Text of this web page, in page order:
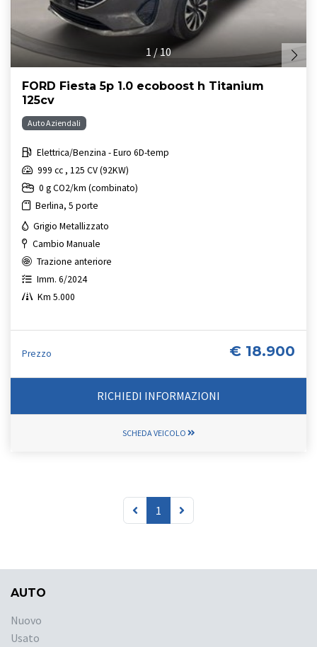
1 /10
FORD Fiesta 5p 1.0 ecoboost h Titanium
125cv
Auto Aziendali
Elettrica/Benzina - Euro 6D-temp
999 cc , 125 CV (92KW)
0 g CO2/km (combinato)
Berlina, 5 porte
Grigio Metallizzato
Cambio Manuale
Trazione anteriore
Imm. 6/2024
Km 5.000
Prezzo € 18.900
RICHIEDI INFORMAZIONI
SCHEDA VEICOLO
1
AUTO
Nuovo
Usato